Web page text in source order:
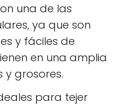
una de las
ya que son
y fáciles de
en una amplia
grosores.
para tejer